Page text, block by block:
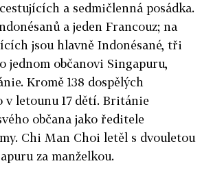
a sedmičlenná posádka.
a jeden Francouz; na
jsou hlavně Indonésané, tři
jednom občanovi Singapuru,
Kromě 138 dospělých
v letounu 17 dětí. Británie
občana jako ředitele
Chi Man Choi letěl s dvouletou
za manželkou.